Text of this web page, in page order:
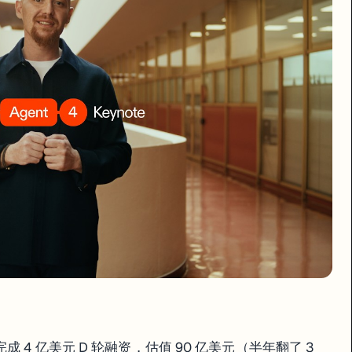
亿美元（半年翻了 3 倍）。平台用户突破 5000 万，付费客户
：
你提一个需求，Manager Agent 会拆成子任务分给不同的 Editor
成多个设计方案、实时预览，然后直接让 Agent 把设计变成代码。
4 亿美元 D 轮融资，估值 90 亿美元（半年翻了 3